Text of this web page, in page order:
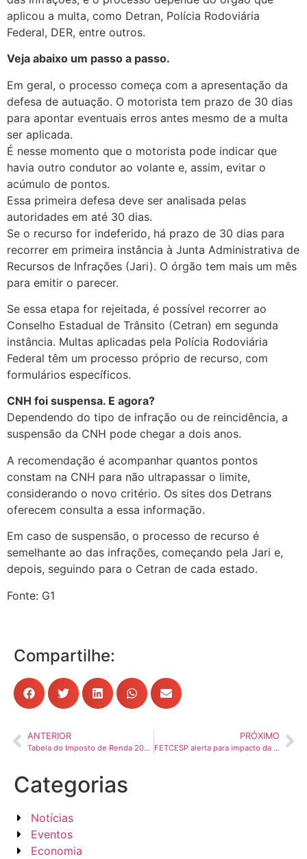
aplicou a multa, como Detran, Polícia Rodoviária
Federal, DER, entre outros.
Veja abaixo um passo a passo.
Em geral, o processo começa com a apresentação da
defesa de autuação. O motorista tem prazo de 30 dias
para apontar eventuais erros antes mesmo de a multa
ser aplicada.
É nesse momento que o motorista pode indicar que
havia outro condutor ao volante e, assim, evitar o
acúmulo de pontos.
Essa primeira defesa deve ser analisada pelas
autoridades em até 30 dias.
Se o recurso for indeferido, há prazo de 30 dias para
recorrer em primeira instância à Junta Administrativa de
Recursos de Infrações (Jari). O órgão tem mais um mês
para emitir o parecer.
Se essa etapa for rejeitada, é possível recorrer ao
Conselho Estadual de Trânsito (Cetran) em segunda
instância. Multas aplicadas pela Polícia Rodoviária
Federal têm um processo próprio de recurso, com
formulários específicos.
CNH foi suspensa. E agora?
Dependendo do tipo de infração ou de reincidência, a
suspensão da CNH pode chegar a dois anos.
A recomendação é acompanhar quantos pontos
constam na CNH para não ultrapassar o limite,
considerando o novo critério. Os sites dos Detrans
oferecem consulta a essa informação.
Em caso de suspensão, o processo de recurso é
semelhante ao das infrações, começando pela Jari e,
depois, seguindo para o Cetran de cada estado.
Fonte: G1
Compartilhe:
ANTERIOR
Tabela do Imposto de Renda 2026: veja faixas, alíquotas e como calcular o IRPF
PRÓXIMO
FETCESP alerta para impacto da reoneração da folha no Transporte Rodoviário de Cargas
Categorias
Notícias
Eventos
Economia